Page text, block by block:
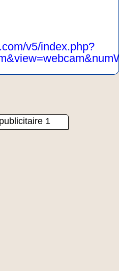
v5/index.php?
1